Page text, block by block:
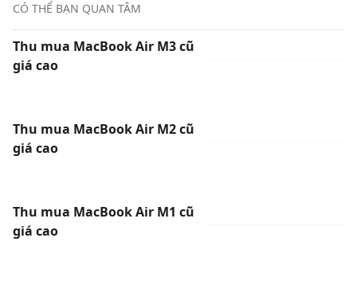
CÓ THỂ BẠN QUAN TÂM
Thu mua MacBook Air M3 cũ
giá cao
Thu mua MacBook Air M2 cũ
giá cao
Thu mua MacBook Air M1 cũ
giá cao